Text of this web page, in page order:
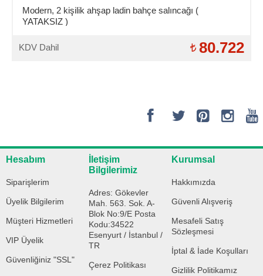
Modern, 2 kişilik ahşap ladin bahçe salıncağı (
YATAKSIZ )
KDV Dahil 80.722
Hesabım
Siparişlerim
Üyelik Bilgilerim
Müşteri Hizmetleri
VIP Üyelik
Güvenliğiniz "SSL"
İletişim
Bilgilerimiz
Adres: Gökevler
Mah. 563. Sok. A-
Blok No:9/E Posta
Kodu:34522
Esenyurt / İstanbul /
TR
Çerez Politikası
Kurumsal
Hakkımızda
Güvenli Alışveriş
Mesafeli Satış
Sözleşmesi
İptal & İade Koşulları
Gizlilik Politikamız